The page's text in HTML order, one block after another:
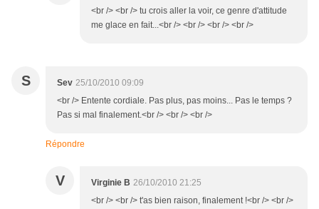
<br /> <br /> tu crois aller la voir, ce genre d'attitude
me glace en fait...<br /> <br /> <br /> <br />
S Sev 25/10/2010 09:09
<br /> Entente cordiale. Pas plus, pas moins... Pas le temps ?
Pas si mal finalement.<br /> <br /> <br />
Répondre
V Virginie B 26/10/2010 21:25
<br /> <br /> t'as bien raison, finalement !<br /> <br />